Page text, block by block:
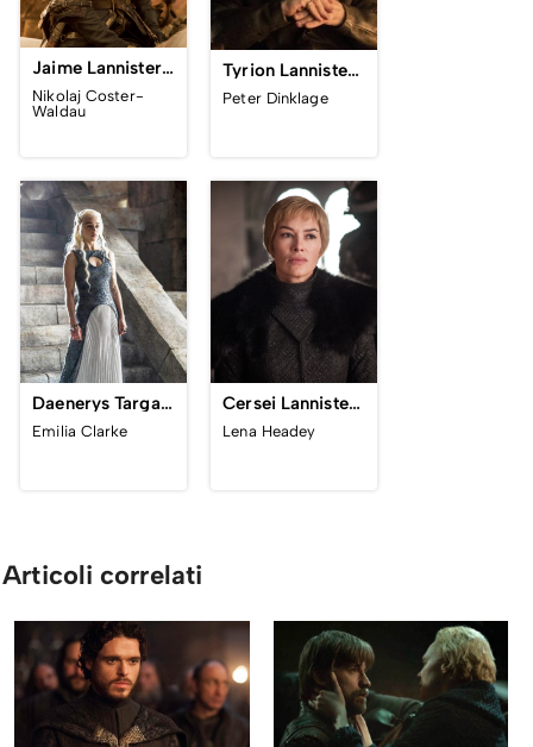
Jaime Lannister (Game of Thrones)
Nikolaj Coster-
Waldau
Tyrion Lannister (Game of Thrones)
Peter Dinklage
Daenerys Targaryen (Game of Thrones)
Emilia Clarke
Cersei Lannister (Game of Thrones)
Lena Headey
Articoli correlati